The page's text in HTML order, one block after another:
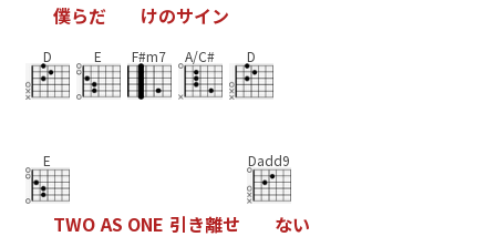
僕らだ けのサイン
D E F#m7 A/C# D
E
TWO AS ONE 引き離せ
Dadd9
ない